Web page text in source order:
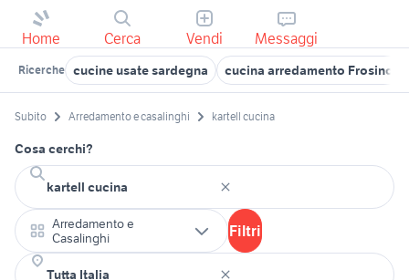
Home Cerca Vendi Messaggi
Ricerche cucine usate sardegna cucina arredamento
Subito Arredamento e casalinghi kartell cucina
Cosa cerchi?
Arredamento e
Casalinghi
Filtri